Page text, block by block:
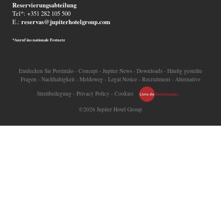
Reservierungsabteilung
Tel*: +351 282 105 500
E.:reservas@jupiterhotelgroup.com
*Anruf ins nationale Festnetz
Entdecken Sie Portimão - Concept - Jupiter News - Downloads - Häufig gestellte
Fragen - Nachhaltigkeit - Meldeweg - Legal Notice - Recruitment - Alternative
Streitbeilegung - Privacy Policy - Cookies
©2026 Jupiter Hotel Group